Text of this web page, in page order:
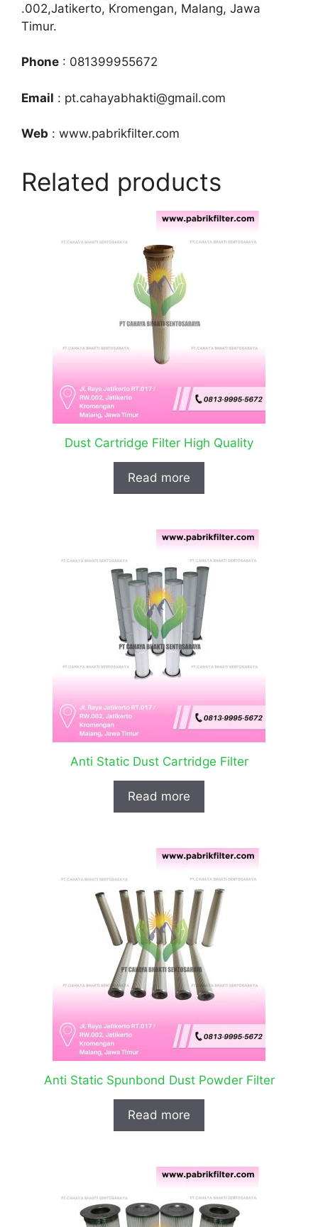
.002,Jatikerto, Kromengan, Malang, Jawa
Timur.
Phone : 081399955672
Email : pt.cahayabhakti@gmail.com
Web : www.pabrikfilter.com
Related products
Dust Cartridge Filter High Quality
Read more
Anti Static Dust Cartridge Filter
Read more
Anti Static Spunbond Dust Powder Filter
Read more